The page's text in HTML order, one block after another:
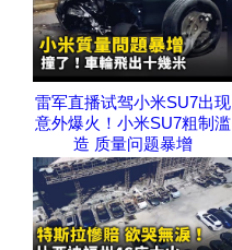
雷军直播试驾小米SU7出现
意外爆火！小米SU7粗制滥
造 质量问题暴增